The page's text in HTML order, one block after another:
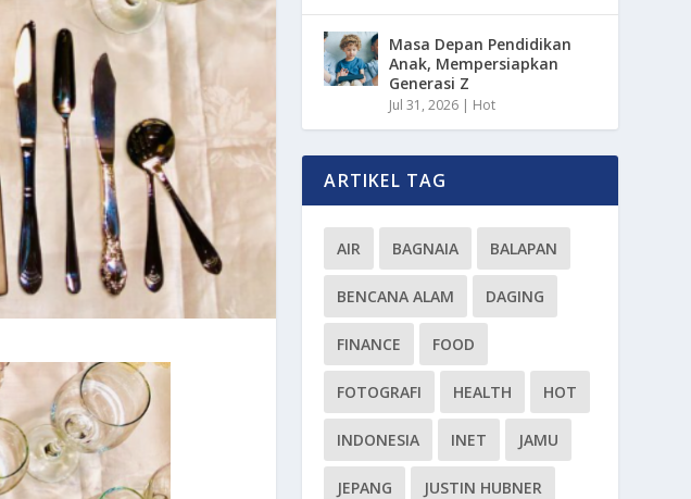
Masa Depan Pendidikan
Anak, Mempersiapkan
Generasi Z
Jul 31, 2026 | Hot
ARTIKEL TAG
AIR BAGNAIA BALAPAN
BENCANA ALAM DAGING
FINANCE FOOD
FOTOGRAFI HEALTH HOT
INDONESIA INET JAMU
JEPANG JUSTIN HUBNER